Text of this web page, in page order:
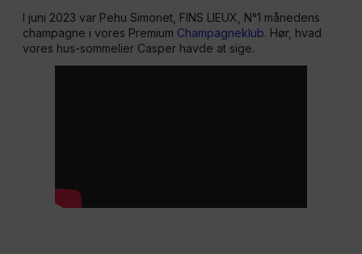
I juni 2023 var Pehu Simonet, FINS LIEUX, N°1 månedens
champagne i vores Premium Champagneklub. Hør, hvad
vores hus-sommelier Casper havde at sige.